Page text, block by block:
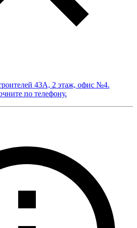
43А, 2 этаж, офис №4.
по телефону.